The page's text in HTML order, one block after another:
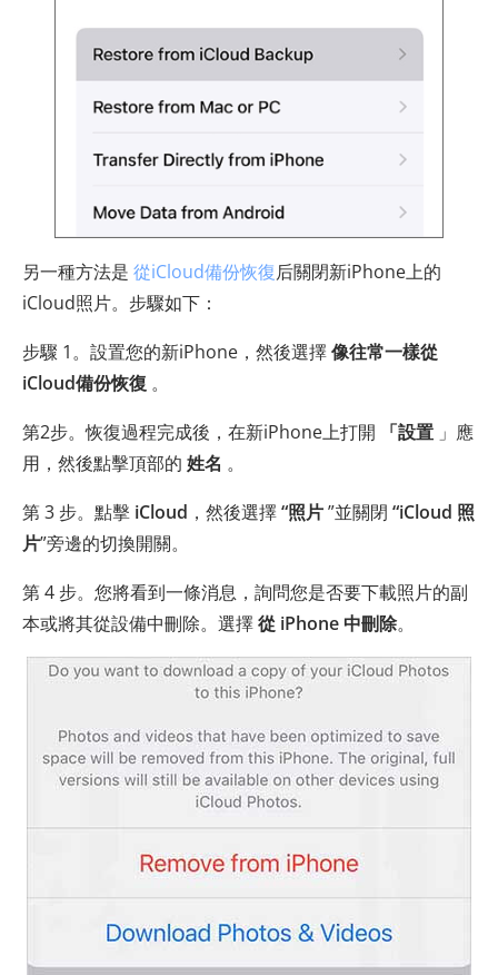
另一種方法是 從iCloud備份恢復后關閉新iPhone上的
iCloud照片。步驟如下：
步驟 1。設置您的新iPhone，然後選擇像往常一樣從
iCloud備份恢復 。
第2步。恢復過程完成後，在新iPhone上打開
「設置 」應
用，然後點擊頂部的 姓名 。
第 3 步。點擊 iCloud ，然後選擇“照片”並關閉 “iCloud 照
片”旁邊的切換開關。
第 4 步。您將看到一條消息，詢問您是否要下載照片的副
本或將其從設備中刪除。選擇從 iPhone 中刪除。